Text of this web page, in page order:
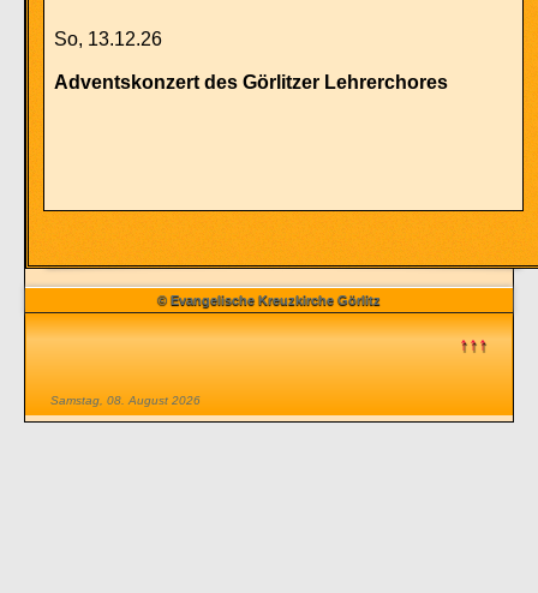
© Evangelische Kreuzkirche Görlitz
↑↑↑
Samstag, 08. August 2026
So, 13.12.26
Adventskonzert des Görlitzer Lehrerchores